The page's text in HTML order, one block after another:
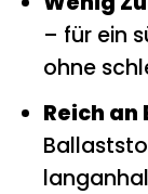
– für ein
ohne
Reich